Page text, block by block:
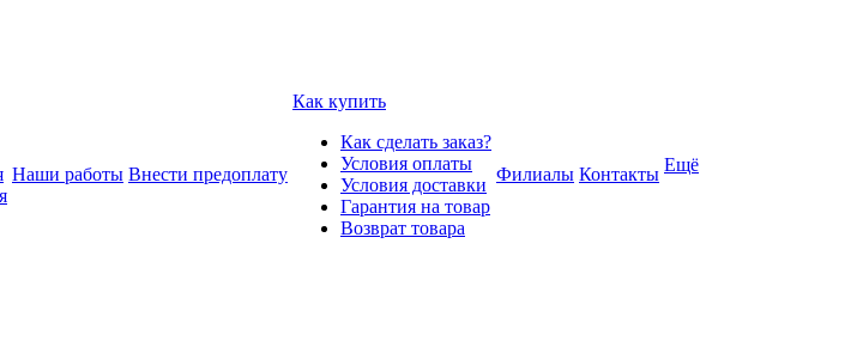
Наши работы Внести предоплату
Как купить
Как сделать заказ?
Условия оплаты
Условия доставки
Гарантия на товар
Возврат товара
Филиалы Контакты Ещё